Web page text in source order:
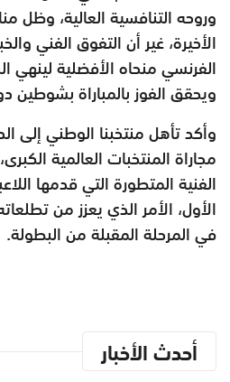
وروحه التنافسية العالية، وظل
الأخيرة، غير أن التفوق الفني
ويحقق الفوز بالمباراة بشوطين
وأكد تأهل منتخبنا الوطني إلى
مجاراة المنتخبات العالمية
الفنية المتطورة التي قدمها
الأول، الأمر الذي يعزز من
في المرحلة المقبلة من البطولة.
أحدث الأخبار